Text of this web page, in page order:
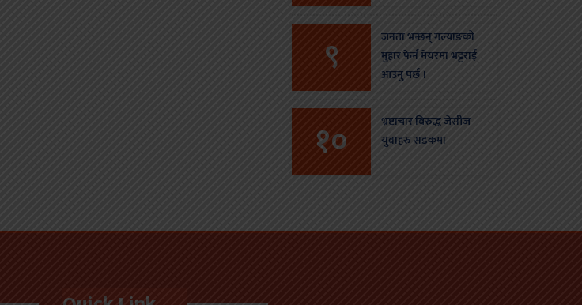
९
जनता भन्छन् गल्याङको
मुहार फेर्न मेयरमा भट्टराई
आउनु पर्छ ।
१०
भ्रष्टाचार बिरुद्ध जेसीज
युवाहरु सडकमा